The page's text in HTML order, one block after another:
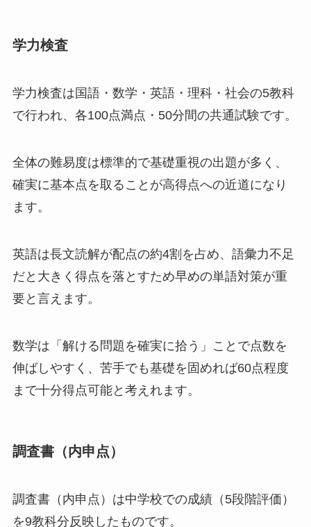
学力検査
学力検査は国語・数学・英語・理科・社会の5教科
で行われ、各100点満点・50分間の共通試験です。
全体の難易度は標準的で基礎重視の出題が多く、
確実に基本点を取ることが高得点への近道になり
ます。
英語は長文読解が配点の約4割を占め、語彙力不足
だと大きく得点を落とすため早めの単語対策が重
要と言えます。
数学は「解ける問題を確実に拾う」ことで点数を
伸ばしやすく、苦手でも基礎を固めれば60点程度
まで十分得点可能と考えれます。
調査書（内申点）
調査書（内申点）は中学校での成績（5段階評価）
を9教科分反映したものです。